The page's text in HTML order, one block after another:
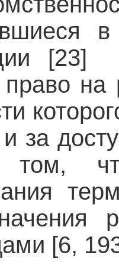
в
[23]
право
и за
[6,